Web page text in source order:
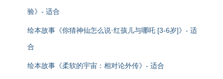
验》- 适合
绘本故事《你猜神仙怎么说·红孩儿与哪吒 [3-6岁]》- 适
合
绘本故事《柔软的宇宙：相对论外传》- 适合